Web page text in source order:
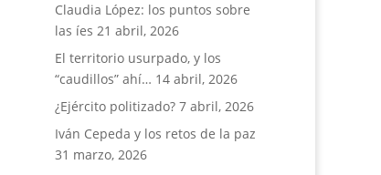
Claudia López: los puntos sobre
las íes 21 abril, 2026
El territorio usurpado, y los
“caudillos” ahí… 14 abril, 2026
¿Ejército politizado? 7 abril, 2026
Iván Cepeda y los retos de la paz
31 marzo, 2026